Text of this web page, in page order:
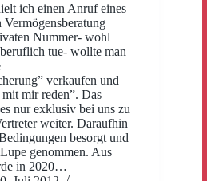
ich einen Anruf eines
Vermögensberatung
Nummer- wohl
tue- wollte man
verkaufen und
mir reden”. Das
nur exklusiv bei uns zu
weiter. Daraufhin
besorgt und
genommen. Aus
in 2020…